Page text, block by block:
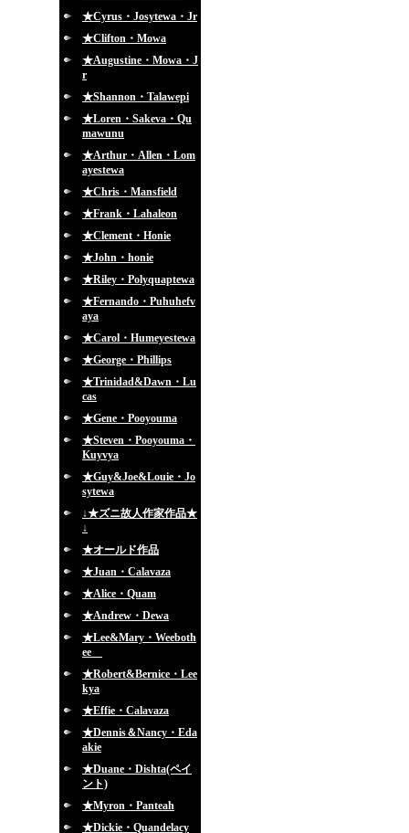
★Cyrus・Josytewa・Jr
★Clifton・Mowa
★Augustine・Mowa・J
r
★Shannon・Talawepi
★Loren・Sakeva・Qu
mawunu
★Arthur・Allen・Lom
ayestewa
★Chris・Mansfield
★Frank・Lahaleon
★Clement・Honie
★John・honie
★Riley・Polyquaptewa
★Fernando・Puhuhefv
aya
★Carol・Humeyestewa
★George・Phillips
★Trinidad&Dawn・Lu
cas
★Gene・Pooyouma
★Steven・Pooyouma・
Kuyvya
★Guy&Joe&Louie・Jo
sytewa
↓★ズニ故人作家作品★
↓
★オールド作品
★Juan・Calavaza
★Alice・Quam
★Andrew・Dewa
★Lee&Mary・Weeboth
ee
★Robert&Bernice・Lee
kya
★Effie・Calavaza
★Dennis＆Nancy・Eda
akie
★Duane・Dishta(ペイ
ント)
★Myron・Panteah
★Dickie・Quandelacy